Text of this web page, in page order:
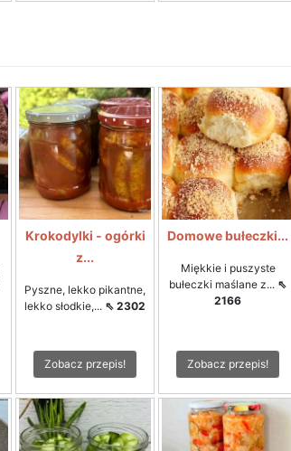
Krokodylki - ogórki
z...
Pyszne, lekko pikantne,
lekko słodkie,... ⇖ 2302
Zobacz przepis!
Domowe bułeczki...
Miękkie i puszyste
bułeczki maślane z... ⇖
2166
Zobacz przepis!